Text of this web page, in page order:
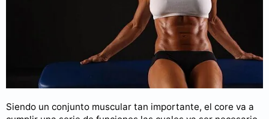
Siendo un conjunto muscular tan importante, el core va a